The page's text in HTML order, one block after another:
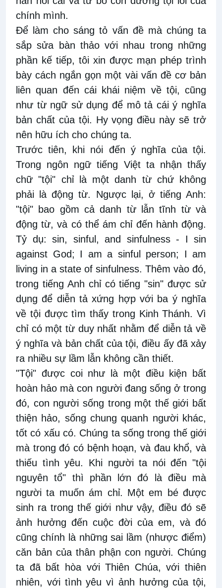
chính mình.
Để làm cho sáng tỏ vấn đề mà chúng ta
sắp sửa bàn thảo với nhau trong những
phần kế tiếp, tôi xin được mạn phép trình
bày cách ngắn gọn một vài vấn đề cơ bản
liên quan đến cái khái niệm về tội, cũng
như từ ngữ sử dụng để mô tả cái ý nghĩa
bản chất của tội. Hy vọng điều này sẽ trở
nên hữu ích cho chúng ta.
Trước tiên, khi nói đến ý nghĩa của tội.
Trong ngôn ngữ tiếng Việt ta nhận thấy
chữ "tội" chỉ là một danh từ chứ không
phải là động từ. Ngược lại, ở tiếng Anh:
"tội" bao gồm cả danh từ lẫn tĩnh từ và
động từ, và có thể ám chỉ đến hành động.
Tỷ dụ: sin, sinful, and sinfulness - I sin
against God; I am a sinful person; I am
living in a state of sinfulness. Thêm vào đó,
trong tiếng Anh chỉ có tiếng "sin" được sử
dụng để diễn tả xứng hợp với ba ý nghĩa
về tội được tìm thấy trong Kinh Thánh. Vì
chỉ có một từ duy nhất nhằm để diễn tả về
ý nghĩa và bản chất của tội, điều ấy đã xảy
ra nhiều sự lầm lẫn không cần thiết.
"Tội" được coi như là một điều kiện bất
hoàn hảo mà con người đang sống ở trong
đó, con người sống trong một thế giới bất
thiện hảo, sống chung quanh người khác,
tốt có xấu có. Chúng ta sống trong thế giới
mà trong đó có bệnh hoạn, và đau khổ, và
thiếu tình yêu. Khi người ta nói đến "tội
nguyên tổ" thì phần lớn đó là điều mà
người ta muốn ám chỉ. Một em bé được
sinh ra trong thế giới như vậy, điều đó sẽ
ảnh hưởng đến cuộc đời của em, và đó
cũng chính là những sai lầm (nhược điểm)
căn bản của thân phận con người. Chúng
ta đã bất hòa với Thiên Chúa, với thiên
nhiên, với tình yêu vì ảnh hưởng của tội,